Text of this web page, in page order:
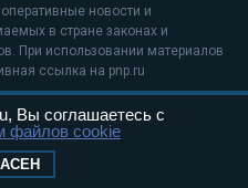
новости и
в стране законах и
При использовании материалов
ссылка на pnp.ru
рекомендательные
данных
Вы соглашаетесь с
файлов cookie